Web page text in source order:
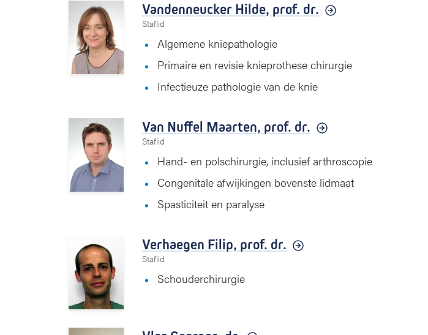
Vandenneucker Hilde, prof. dr.
Staflid
Algemene kniepathologie
Primaire en revisie knieprothese chirurgie
Infectieuze pathologie van de knie
Van Nuffel Maarten, prof. dr.
Staflid
Hand- en polschirurgie, inclusief arthroscopie
Congenitale afwijkingen bovenste lidmaat
Spasticiteit en paralyse
Verhaegen Filip, prof. dr.
Staflid
Schouderchirurgie